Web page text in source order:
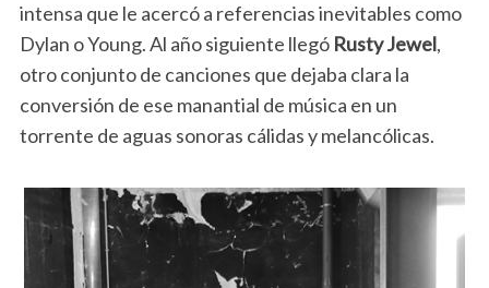
intensa que le acercó a referencias inevitables como
Dylan o Young. Al año siguiente llegó Rusty Jewel,
otro conjunto de canciones que dejaba clara la
conversión de ese manantial de música en un
torrente de aguas sonoras cálidas y melancólicas.